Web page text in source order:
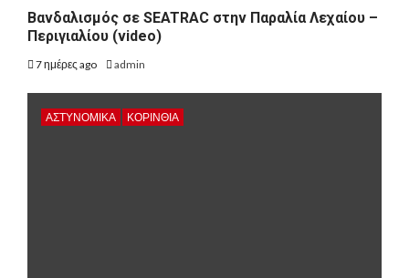
Βανδαλισμός σε SEATRAC στην Παραλία Λεχαίου –
Περιγιαλίου (video)
7 ημέρες ago admin
ΑΣΤΥΝΟΜΙΚΑ ΚΟΡΙΝΘΊΑ